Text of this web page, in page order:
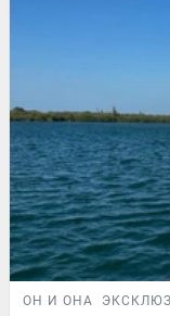
ОН И ОНА